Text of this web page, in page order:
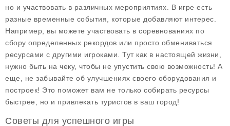
но и участвовать в различных мероприятиях. В игре есть
разные временные события, которые добавляют интерес.
Например, вы можете участвовать в соревнованиях по
сбору определенных рекордов или просто обмениваться
ресурсами с другими игроками. Тут как в настоящей жизни,
нужно быть на чеку, чтобы не упустить свою возможность! А
еще, не забывайте об улучшениях своего оборудования и
построек! Это поможет вам не только собирать ресурсы
быстрее, но и привлекать туристов в ваш город!
Советы для успешного игры